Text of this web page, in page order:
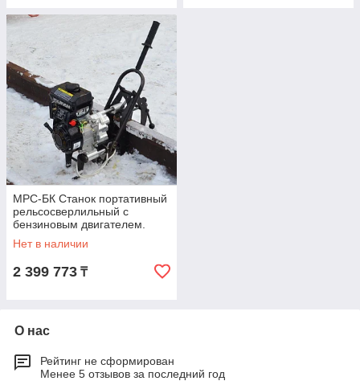
МРС-БК Станок портативный
рельсосверлильный с
бензиновым двигателем.
Нет в наличии
2 399 773 ₸
О нас
Рейтинг не сформирован
Менее 5 отзывов за последний год